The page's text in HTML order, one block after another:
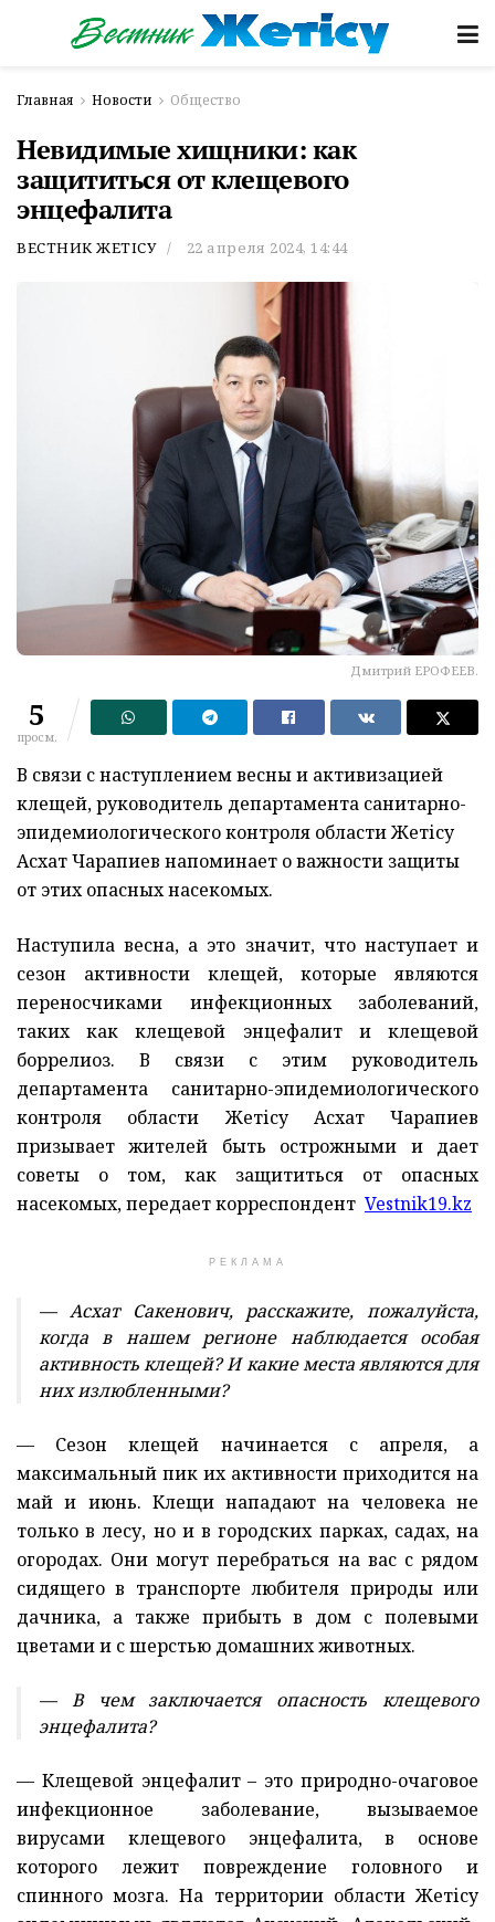
Главная Новости Общество
Невидимые хищники: как
защититься от клещевого
энцефалита
ВЕСТНИК ЖЕТІСУ 22 апреля 2024, 14:44
Дмитрий ЕРОФЕЕВ.
5
просм.
В связи с наступлением весны и активизацией
клещей, руководитель департамента санитарно-
эпидемиологического контроля области Жетісу
Асхат Чарапиев напоминает о важности защиты
от этих опасных насекомых.
Наступила весна, а это значит, что наступает и
сезон активности клещей, которые являются
переносчиками инфекционных заболеваний,
таких как клещевой энцефалит и клещевой
боррелиоз. В связи с этим руководитель
департамента санитарно-эпидемиологического
контроля области Жетісу Асхат Чарапиев
призывает жителей быть острожными и дает
советы о том, как защититься от опасных
насекомых, передает корреспондент Vestnik19.kz
РЕКЛАМА
— Асхат Сакенович, расскажите, пожалуйста,
когда в нашем регионе наблюдается особая
активность клещей? И какие места являются для
них излюбленными?
— Сезон клещей начинается с апреля, а
максимальный пик их активности приходится на
май и июнь. Клещи нападают на человека не
только в лесу, но и в городских парках, садах, на
огородах. Они могут перебраться на вас с рядом
сидящего в транспорте любителя природы или
дачника, а также прибыть в дом с полевыми
цветами и с шерстью домашних животных.
— В чем заключается опасность клещевого
энцефалита?
— Клещевой энцефалит – это природно-очаговое
инфекционное заболевание, вызываемое
вирусами клещевого энцефалита,в основе
которого лежит повреждение головного и
спинного мозга. На территории областиЖетісу